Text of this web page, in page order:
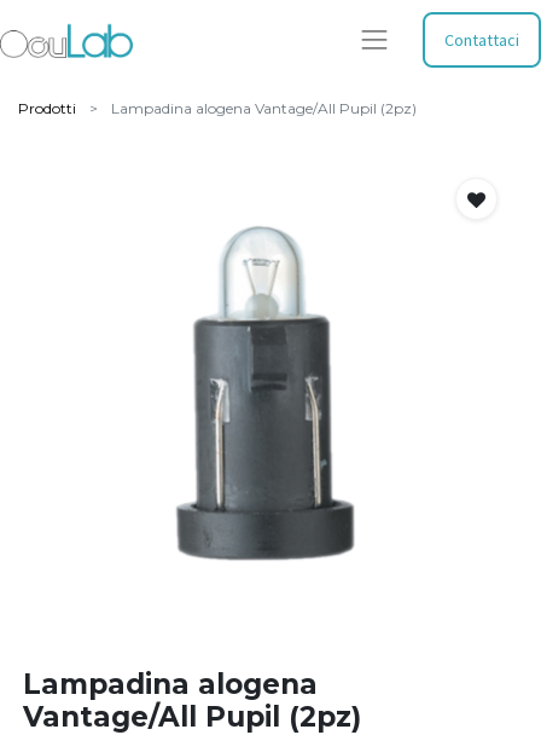
Contattaci
Prodotti Lampadina alogena Vantage/All Pupil (2pz)
Lampadina alogena
Vantage/All Pupil (2pz)